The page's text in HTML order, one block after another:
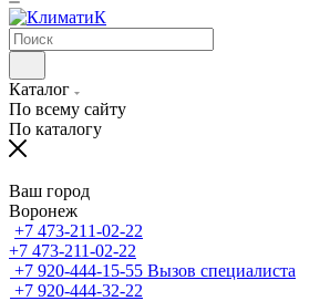
Каталог
По всему сайту
По каталогу
Ваш город
Воронеж
+7 473-211-02-22
+7 473-211-02-22
+7 920-444-15-55 Вызов специалиста
+7 920-444-32-22